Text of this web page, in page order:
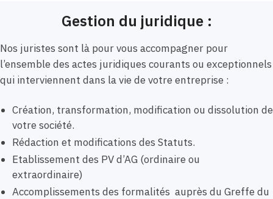
Gestion du juridique :
Nos juristes sont là pour vous accompagner pour
l’ensemble des actes juridiques courants ou exceptionnels
qui interviennent dans la vie de votre entreprise :
Création, transformation, modification ou dissolution de
votre société.
Rédaction et modifications des Statuts.
Etablissement des PV d’AG (ordinaire ou
extraordinaire)
Accomplissements des formalités auprès du Greffe du